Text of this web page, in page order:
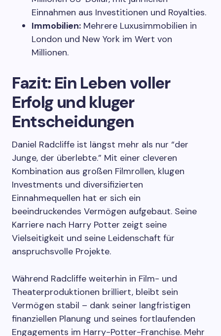
Einnahmen aus Investitionen und Royalties.
Immobilien: Mehrere Luxusimmobilien in
London und New York im Wert von
Millionen.
Fazit: Ein Leben voller
Erfolg und kluger
Entscheidungen
Daniel Radcliffe ist längst mehr als nur “der
Junge, der überlebte.” Mit einer cleveren
Kombination aus großen Filmrollen, klugen
Investments und diversifizierten
Einnahmequellen hat er sich ein
beeindruckendes Vermögen aufgebaut. Seine
Karriere nach Harry Potter zeigt seine
Vielseitigkeit und seine Leidenschaft für
anspruchsvolle Projekte.
Während Radcliffe weiterhin in Film- und
Theaterproduktionen brilliert, bleibt sein
Vermögen stabil – dank seiner langfristigen
finanziellen Planung und seines fortlaufenden
Engagements im Harry-Potter-Franchise. Mehr